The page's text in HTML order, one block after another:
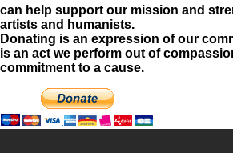
can help support our mission and
artists and humanists.
Donating is an expression of our
is an act we perform out of
commitment to a cause.